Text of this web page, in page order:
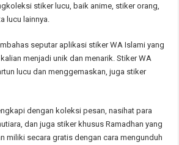
stiker lucu, baik anime, stiker orang,
lucu lainnya.
seputar aplikasi stiker WA Islami yang
menjadi unik dan menarik. Stiker WA
lucu dan menggemaskan, juga stiker
dengan koleksi pesan, nasihat para
dan juga stiker khusus Ramadhan yang
miliki secara gratis dengan cara mengunduh